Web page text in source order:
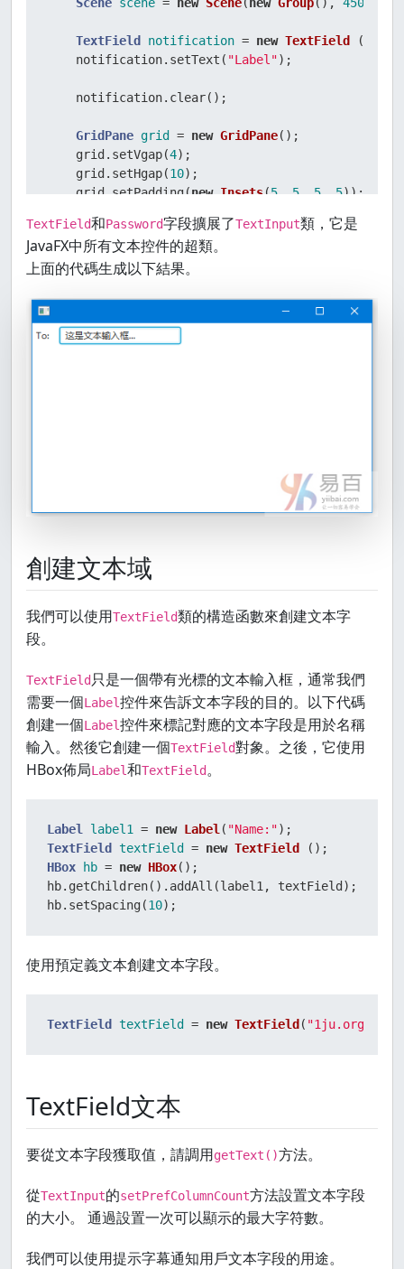
TextField notification = new TextField
();
    notification.setText(
"Label");
    notification.clear();
GridPane grid = new GridPane();
    grid.setVgap(
4);
    grid.setHgap(
10);
    grid.setPadding(
new Insets(5 5 5 5));
    grid.add(notification,
1, 0);
Group root = (Group) scene.getRoot();
    stage.setScene(scene);
    stage.show();
  }
TextField和Password字段擴展了TextInput類，它是
JavaFX中所有文本控件的超類。
上面的代碼生成以下結果。
創建文本域
我們可以使用TextField類的構造函數來創建文本字
段。
TextField 只是一個帶有光標的文本輸入框，通常我們
需要一個Label控件來告訴文本字段的目的。以下代碼
創建一個Label控件來標記對應的文本字段是用於名稱
輸入。然後它創建一個TextField對象。之後，它使用
HBox佈局Label和TextField。
Label label1 = new Label ( "Name:"
TextField
textField = new TextField
HBox
hb = new HBox();
hb.getChildren().addAll(label1, textField);
hb.setSpacing(10);
使用預定義文本創建文本字段。
TextField textField = new TextField ( "1ju.org"
TextField文本
要從文本字段獲取值，請調用getText()方法。
從TextInput的setPrefColumnCount方法設置文本字段
的大小。 通過設置一次可以顯示的最大字符數。
我們可以使用提示字幕通知用戶文本字段的用途。